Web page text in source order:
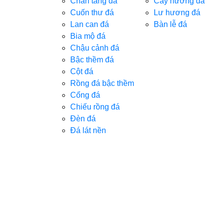
Cuốn thư đá
Lan can đá
Bia mộ đá
Chậu cảnh đá
Bậc thềm đá
Cột đá
Rồng đá bậc thềm
Cổng đá
Chiếu rồng đá
Đèn đá
Đá lát nền
Lư hương đá
Bàn lễ đá